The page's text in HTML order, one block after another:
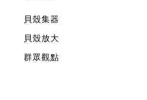
貝殼集器
貝殼放大
群眾觀點